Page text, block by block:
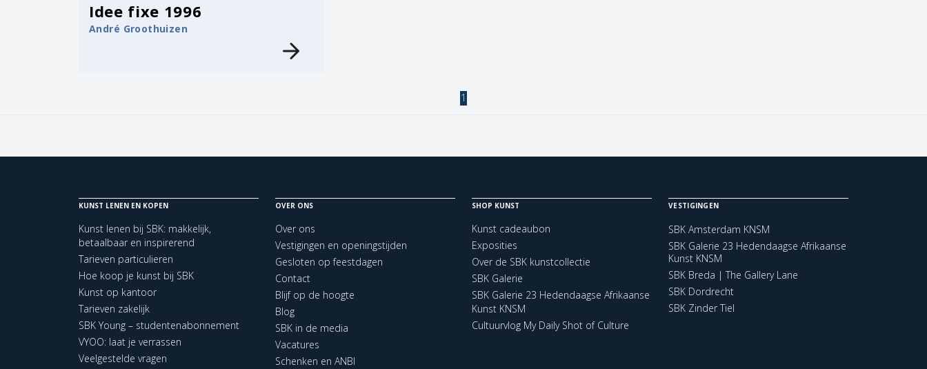
Idee fixe 1996
André Groothuizen
1
KUNST LENEN EN KOPEN
Kunst lenen bij SBK: makkelijk,
betaalbaar en inspirerend
Tarieven particulieren
Hoe koop je kunst bij SBK
Kunst op kantoor
Tarieven zakelijk
SBK Young – studentenabonnement
VYOO: laat je verrassen
Veelgestelde vragen
OVER ONS
Over ons
Vestigingen en openingstijden
Gesloten op feestdagen
Contact
Blijf op de hoogte
Blog
SBK in de media
Vacatures
Schenken en ANBI
SHOP KUNST
Kunst cadeaubon
Exposities
Over de SBK kunstcollectie
SBK Galerie
SBK Galerie 23 Hedendaagse Afrikaanse
Kunst KNSM
Cultuurvlog My Daily Shot of Culture
VESTIGINGEN
SBK Amsterdam KNSM
SBK Galerie 23 Hedendaagse Afrikaanse
Kunst KNSM
SBK Breda | The Gallery Lane
SBK Dordrecht
SBK Zinder Tiel